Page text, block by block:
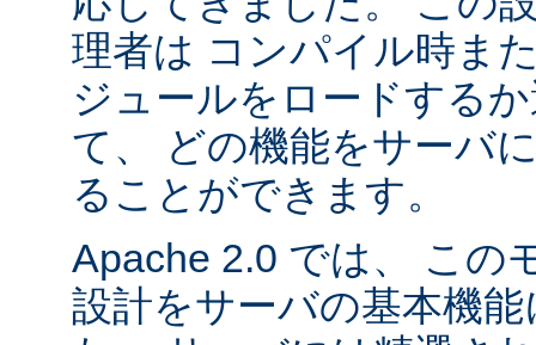
理者は コンパイル時ま
ジュールをロードする
て、 どの機能をサーバ
ることができます。
Apache 2.0 では、 この
設計をサーバの基本機